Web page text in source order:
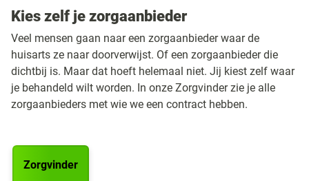
Kies zelf je zorgaanbieder
Veel mensen gaan naar een zorgaanbieder waar de
huisarts ze naar doorverwijst. Of een zorgaanbieder die
dichtbij is. Maar dat hoeft helemaal niet. Jij kiest zelf waar
je behandeld wilt worden. In onze Zorgvinder zie je alle
zorgaanbieders met wie we een contract hebben.
Zorgvinder